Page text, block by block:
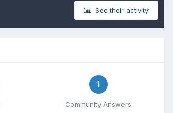
See their activity
1
Community Answers